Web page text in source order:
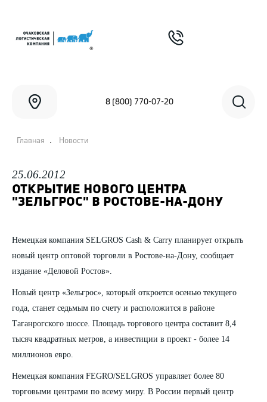
8 (800) 770-07-20
Главная . Новости
25.06.2012
ОТКРЫТИЕ НОВОГО ЦЕНТРА
"ЗЕЛЬГРОС" В РОСТОВЕ-НА-ДОНУ
Немецкая компания SELGROS Cash & Carry планирует открыть
новый центр оптовой торговли в Ростове-на-Дону, сообщает
издание «Деловой Ростов».
Новый центр «Зельгрос», который откроется осенью текущего
года, станет седьмым по счету и расположится в районе
Таганрогского шоссе. Площадь торгового центра составит 8,4
тысяч квадратных метров, а инвестиции в проект - более 14
миллионов евро.
Немецкая компания FEGRO/SELGROS управляет более 80
торговыми центрами по всему миру. В России первый центр